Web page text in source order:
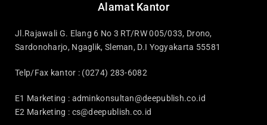
Alamat Kantor
Jl.Rajawali G. Elang 6 No 3 RT/RW 005/033, Drono,
Sardonoharjo, Ngaglik, Sleman, D.I Yogyakarta 55581
Telp/Fax kantor : (0274) 283-6082
E1 Marketing : adminkonsultan@deepublish.co.id
E2 Marketing : cs@deepublish.co.id